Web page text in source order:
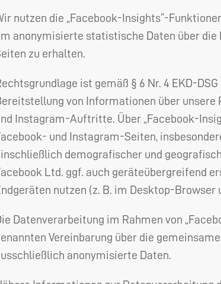
nutzen die „Facebook-Insights“-
anonymisierte statistische Daten über die
zu erhalten.
ist gemäß § 6 Nr. 4 EKD- DSG
von Informationen über unsere
Instagram-Auftritte. Über „Facebook-
und Instagram-Seiten,
demografischer und
Ltd. ggf. auch geräteübergreifend
nutzen (z. B. im Desktop-
Datenverarbeitung im Rahmen von
Vereinbarung über die
anonymisierte Daten.